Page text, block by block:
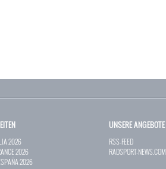
2026
2026
2026
UNSERE ANGEBOTE
RSS-FEED
RADSPORT-NEWS.COM